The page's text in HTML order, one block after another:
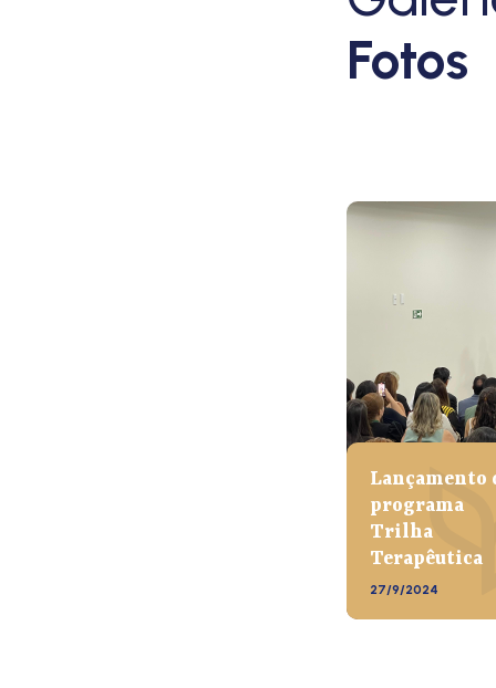
Fotos
Lançamento
programa
Trilha
Terapêutica
27/9/2024